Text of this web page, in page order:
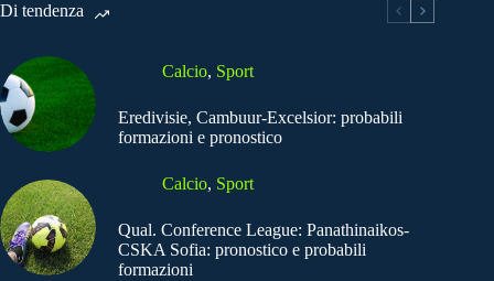
Di tendenza
Calcio, Sport
Eredivisie, Cambuur-Excelsior: probabili
formazioni e pronostico
Calcio, Sport
Qual. Conference League: Panathinaikos-
CSKA Sofia: pronostico e probabili
formazioni